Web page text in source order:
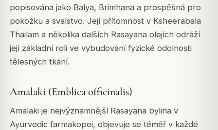
popisována jako Balya, Brimhana a prospěšná pro
pokožku a svalstvo. Její přítomnost v Ksheerabala
Thailam a několika dalších Rasayana olejích odráží
její základní roli ve vybudování fyzické odolnosti
tělesných tkání.
Amalaki (Emblica officinalis)
Amalaki je nejvýznamnější Rasayana bylina v
Ayurvedic farmakopei, objevuje se téměř v každé